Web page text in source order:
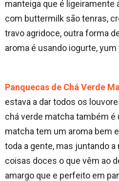
manteiga que é ligeiramente
com buttermilk são tenras,
travo agridoce, outra forma
aroma é usando iogurte, yum
Panquecas de Chá Verde
estava a dar todos os
chá verde matcha também
matcha tem um aroma bem
toda a gente, mas juntando a
coisas doces o que vêm ao
amargo que e perfeito em